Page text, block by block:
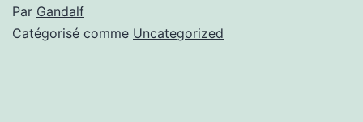
Par Gandalf
Catégorisé comme Uncategorized